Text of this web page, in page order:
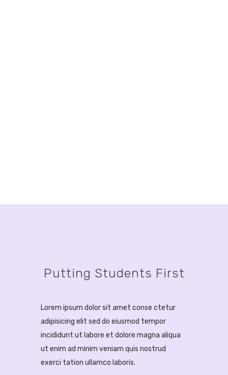
Putting Students First
Lorem ipsum dolor sit amet conse ctetur
adipisicing elit sed do eiusmod tempor
incididunt ut labore et dolore magna aliqua
ut enim ad minim veniam quis nostrud
exerci tation ullamco laboris.